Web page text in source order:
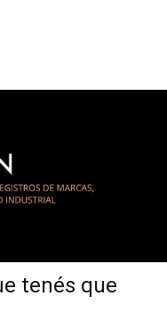
tenés que